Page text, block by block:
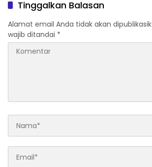
Tinggalkan Balasan
Alamat email Anda tidak akan
wajib ditandai *